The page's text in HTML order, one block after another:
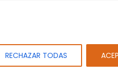
RECHAZAR TODAS